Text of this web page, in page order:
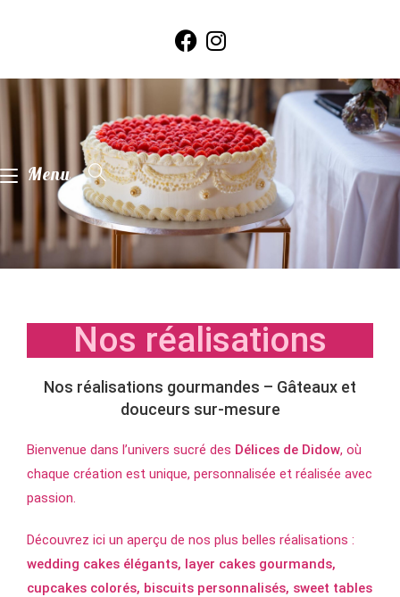
Menu
Nos réalisations
Nos réalisations gourmandes – Gâteaux et
douceurs sur-mesure
Bienvenue dans l’univers sucré des Délices de Didow, où
chaque création est unique, personnalisée et réalisée avec
passion.
Découvrez ici un aperçu de nos plus belles réalisations :
wedding cakes élégants, layer cakes gourmands,
cupcakes colorés, biscuits personnalisés, sweet tables